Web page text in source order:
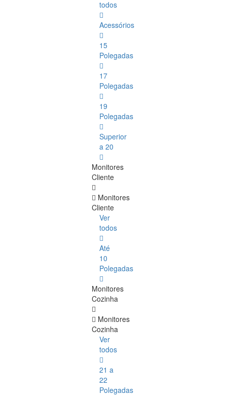
todos
Acessórios
15
Polegadas
17
Polegadas
19
Polegadas
Superior
a 20
Monitores
Cliente
Monitores
Cliente
Ver
todos
Até
10
Polegadas
Monitores
Cozinha
Monitores
Cozinha
Ver
todos
21 a
22
Polegadas